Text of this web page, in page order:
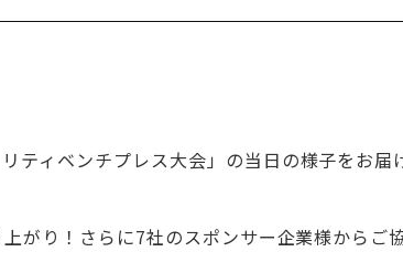
ティベンチプレス大会」の当日の様子をお届
がり！さらに7社のスポンサー企業様からご